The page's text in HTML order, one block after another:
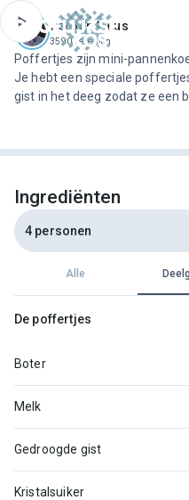
Jeroen Meus
3590 recepten
Poffertjes zijn mini-
Je hebt een speciale
gist in het deeg zodat ze een
Ingrediënten
4 personen
Alle
De poffertjes
Boter
Melk
Gedroogde gist
Kristalsuiker